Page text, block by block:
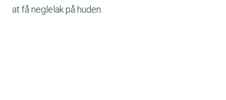
at få neglelak på huden.